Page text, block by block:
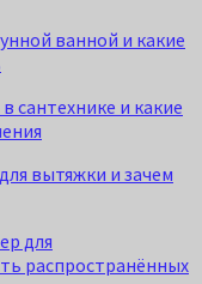
ванной и какие
сантехнике и какие
вытяжки и зачем
для
распространённых